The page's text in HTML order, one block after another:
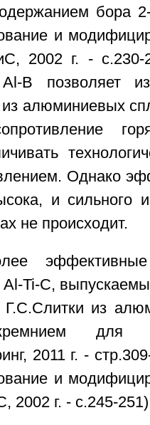
бора
и
2002 г. - с.230-
В позволяет
из алюминиевых
Однако
и сильного
не происходит.
Ti-C,
Г.С.Слитки из
для
2011 г. -
и
г. - с.245-